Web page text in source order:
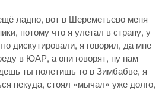
ладно, вот в Шереметьево меня
потому что я улетал в страну, у
дискутировали, я говорил, да мне
в ЮАР, а они говорят, ну нам
ты полетишь то в Зимбабве, я
некуда, стоял «мычал» уже долго,